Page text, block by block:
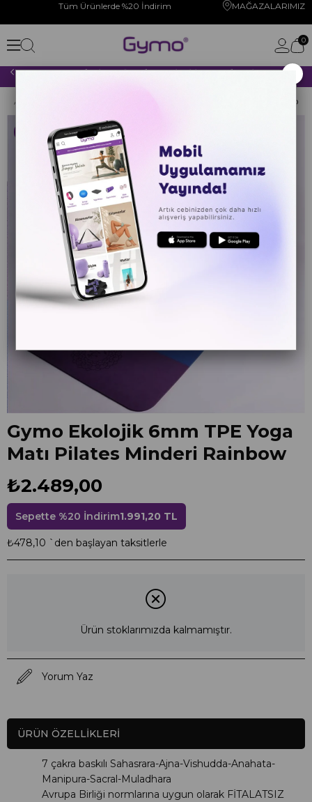
Tüm Ürünlerde %20 İndirim MAĞAZALARIMIZ
0
2000 TL VE ÜZERİ YAPACAĞINIZ TÜM ALIŞVERİŞLERİNİZDE KARGO ÜCRETSİZ!
Anasayfa
Kargo Bedava
Gymo Ekolojik 6mm TPE Yoga
Matı Pilates Minderi Rainbow
₺2.489,00
Sepette %20 İndirim1.991,20 TL
₺478,10 `den başlayan taksitlerle
Ürün stoklarımızda kalmamıştır.
Yorum Yaz
ÜRÜN ÖZELLIKLERI
7 çakra baskılı Sahasrara-Ajna-Vishudda-Anahata-
Manipura-Sacral-Muladhara
Avrupa Birliği normlarına uygun olarak FİTALATSIZ